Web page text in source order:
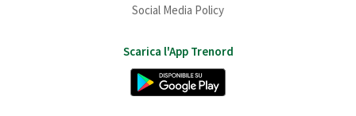
Social Media Policy
Scarica l'App Trenord